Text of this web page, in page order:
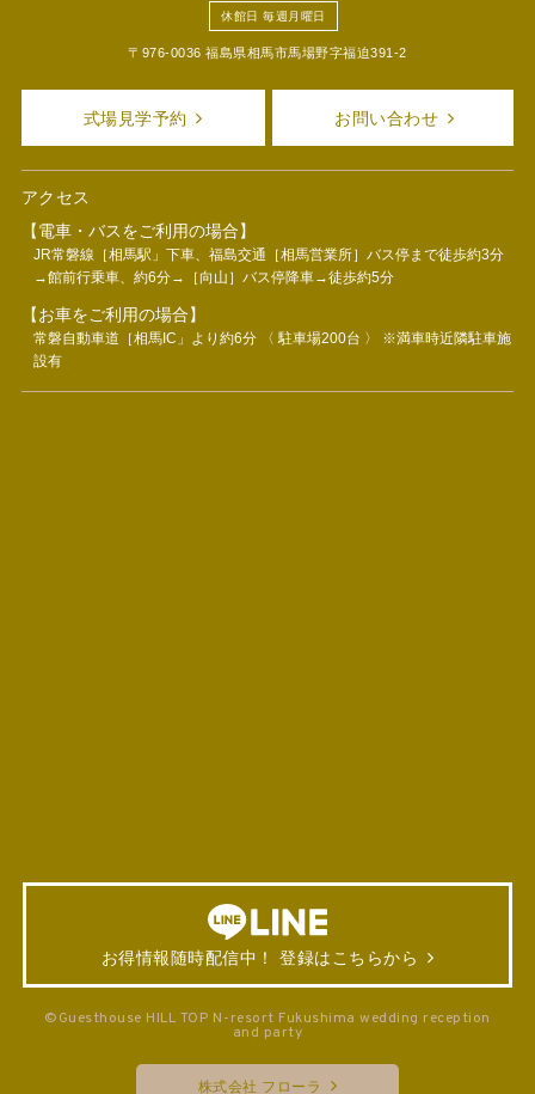
休館日 毎週月曜日
〒976-0036 福島県相馬市馬場野字福迫391-2
式場見学予約 お問い合わせ
アクセス
【電車・バスをご利用の場合】
JR常磐線［相馬駅」下車、福島交通［相馬営業所］バス停まで徒歩約3分
→館前行乗車、約6分→［向山］バス停降車→徒歩約5分
【お車をご利用の場合】
常磐自動車道［相馬IC」より約6分 〈 駐車場200台 〉 ※満車時近隣駐車施
設有
お得情報随時配信中！ 登録はこちらから
©Guesthouse HILL TOP N-resort Fukushima wedding reception
and party
株式会社 フローラ